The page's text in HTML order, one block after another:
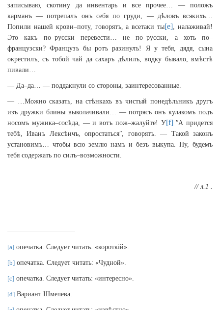
записываю, скотину да инвентарь и все прочее… — положъ
карманъ — потрепалъ онъ себя по груди, — дѣловъ всякихъ…
Попили нашей крови–поту, говорятъ, а всетаки ты[e], налаживай!
Это какъ по–русски перевести… не по–русски, а хоть по–
французски? Французъ бы ротъ разинулъ! Я у тебя, дядя, сына
окрестилъ, съ тобой чай да сахаръ дѣлилъ, водку бывало, вмѣстѣ
пивали…
— Да–да… — поддакнули со стороны, заинтересованные.
— …Можно сказать, на стѣнкахъ въ чистый понедѣльникъ другъ
изъ дружки блины выколачивали… — потрясъ онъ кулакомъ подъ
носомъ мужика–сосѣда, — и вотъ пож–жалуйте! У[f] ʺА придется
тебѣ, Иванъ Лексѣичъ, опростатьсяʺ, говорятъ. — Такой законъ
установимъ… чтобы всю землю намъ и безъ выкупа. Ну, будемъ
тебя содержать по силъ–возможности.
// л.1 .
[a] опечатка. Следует читать: «короткій».
[b] опечатка. Следует читать: «Чудной».
[c] опечатка. Следует читать: «интересно».
[d] Вариант Шмелева.